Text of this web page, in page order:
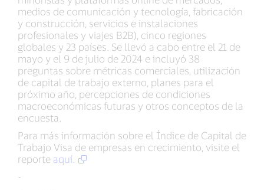
medios de comunicación y tecnología, fabricación
y construcción, servicios e instalaciones
profesionales y viajes B2B), cinco regiones
globales y 23 países. Se llevó a cabo entre el 21 de
mayo y el 9 de julio de 2024 e incluyó 38
preguntas sobre métricas comerciales, utilización
de capital de trabajo externo, planes para el
próximo año, percepciones de condiciones
macroeconómicas futuras y otros conceptos de la
encuesta.
Para más información sobre el Índice de Capital de
Trabajo Visa de empresas en crecimiento, visite el
reporte aquí.
-